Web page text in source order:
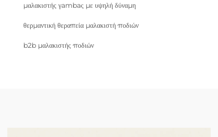
μαλακιστής γambaς με υψηλή δύναμη
θερμαντική θεραπεία μαλακιστή ποδιών
b2b μαλακιστής ποδιών